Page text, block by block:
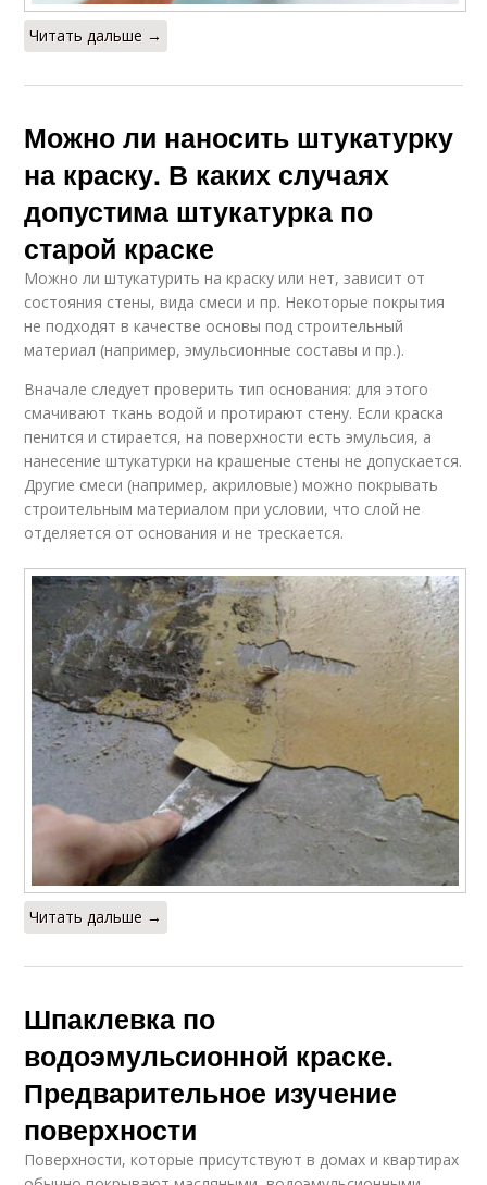
Читать дальше →
Можно ли наносить штукатурку
на краску. В каких случаях
допустима штукатурка по
старой краске
Можно ли штукатурить на краску или нет, зависит от
состояния стены, вида смеси и пр. Некоторые покрытия
не подходят в качестве основы под строительный
материал (например, эмульсионные составы и пр.).
Вначале следует проверить тип основания: для этого
смачивают ткань водой и протирают стену. Если краска
пенится и стирается, на поверхности есть эмульсия, а
нанесение штукатурки на крашеные стены не допускается.
Другие смеси (например, акриловые) можно покрывать
строительным материалом при условии, что слой не
отделяется от основания и не трескается.
Читать дальше →
Шпаклевка по
водоэмульсионной краске.
Предварительное изучение
поверхности
Поверхности, которые присутствуют в домах и квартирах